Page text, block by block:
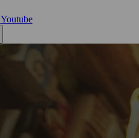
Youtube